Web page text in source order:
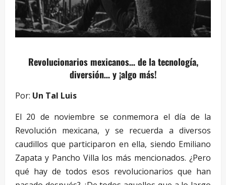
Revolucionarios mexicanos… de la tecnología,
diversión… y ¡algo más!
Por: Un Tal Luis
El 20 de noviembre se conmemora el día de la
Revolución mexicana, y se recuerda a diversos
caudillos que participaron en ella, siendo Emiliano
Zapata y Pancho Villa los más mencionados. ¿Pero
qué hay de todos esos revolucionarios que han